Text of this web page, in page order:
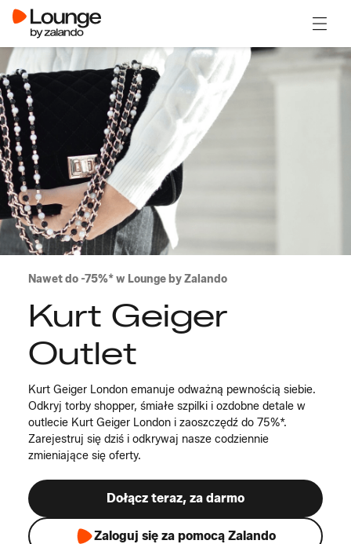
Nawet do -75%* w Lounge by Zalando
Kurt Geiger
Outlet
Kurt Geiger London emanuje odważną pewnością siebie.
Odkryj torby shopper, śmiałe szpilki i ozdobne detale w
outlecie Kurt Geiger London i zaoszczędź do 75%*.
Zarejestruj się dziś i odkrywaj nasze codziennie
zmieniające się oferty.
Dołącz teraz, za darmo
Zaloguj się za pomocą Zalando